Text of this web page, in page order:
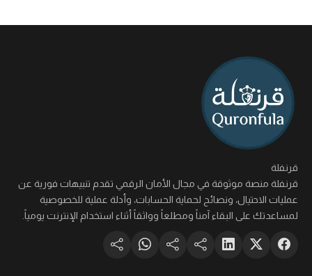
قرنفلة
قرنفلة منصة موثوقة في مجال الأمان الرقمي تقدم تنبيهات فورية عن
عمليات الاحتيال، ونصائح لحماية الحسابات، وأدلة عملية للخصوصية
لمساعدتك على البقاء آمناً ومطلعاً وواثقاً أثناء استخدام الإنترنت يومياً.